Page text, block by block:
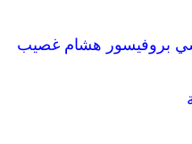
بروفيسور هشام غصيب